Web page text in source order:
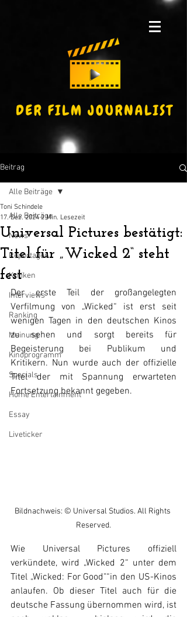
Beitrag
Alle Beiträge
News
Reportagen
Kritiken
Interviews
Ranking
Meinung
Kinoprogramm
Specials
Home Entertainment
Essay
Liveticker
Alle Beiträge
Universal Pictures bestätigt:
Titel für „Wicked 2“ steht
fest
Toni Schindele
17. Dez. 2024 2 Min. Lesezeit
Der erste Teil der großangelegten
Verfilmung von „Wicked“ ist erst seit
wenigen Tagen in den deutschen Kinos
zu sehen und sorgt bereits für
Begeisterung bei Publikum und
Kritikern. Nun wurde auch der offizielle
Titel der mit Spannung erwarteten
Fortsetzung bekannt gegeben.
Bildnachweis: © Universal Studios. All Rights
Reserved.
Wie Universal Pictures offiziell
verkündete, wird „Wicked 2“ unter dem
Titel „Wicked: For Good"“in den US-Kinos
anlaufen. Ob dieser Titel auch für die
deutsche Fassung übernommen wird, ist